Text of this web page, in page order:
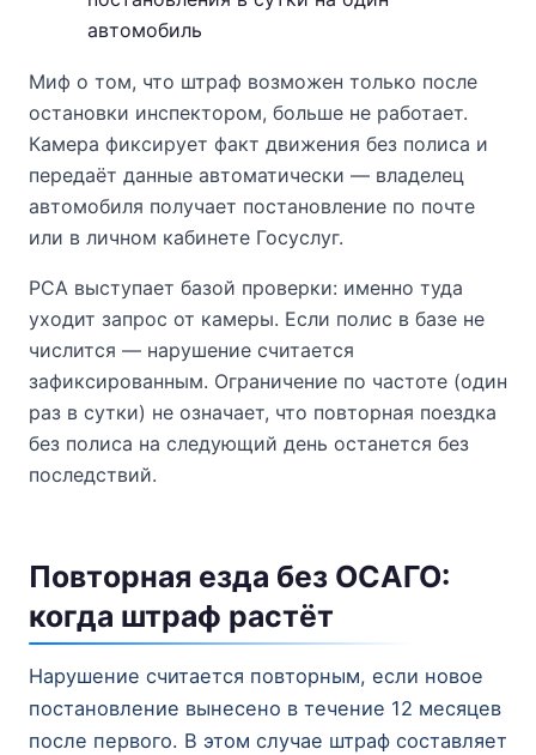
автомобиль
Миф о том, что штраф возможен только после
остановки инспектором, больше не работает.
Камера фиксирует факт движения без полиса и
передаёт данные автоматически — владелец
автомобиля получает постановление по почте
или в личном кабинете Госуслуг.
РСА выступает базой проверки: именно туда
уходит запрос от камеры. Если полис в базе не
числится — нарушение считается
зафиксированным. Ограничение по частоте (один
раз в сутки) не означает, что повторная поездка
без полиса на следующий день останется без
последствий.
Повторная езда без ОСАГО:
когда штраф растёт
Нарушение считается повторным, если новое
постановление вынесено в течение 12 месяцев
после первого. В этом случае штраф составляет